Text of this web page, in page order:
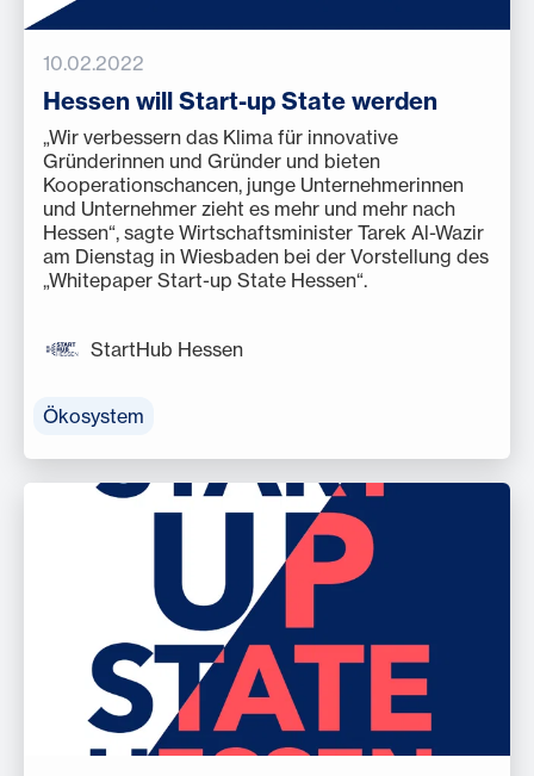
10.02.2022
Hessen will Start-up State werden
„Wir verbessern das Klima für innovative
Gründerinnen und Gründer und bieten
Kooperationschancen, junge Unternehmerinnen
und Unternehmer zieht es mehr und mehr nach
Hessen“, sagte Wirtschaftsminister Tarek Al-Wazir
am Dienstag in Wiesbaden bei der Vorstellung des
„Whitepaper Start-up State Hessen“.
StartHub Hessen
Ökosystem